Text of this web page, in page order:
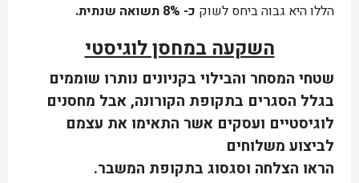
הללו היא גבוה ביחס לשוק כ- 8% תשואה שנתית.
השקעה במחסן לוגיסטי
שטחי המסחר והבילוי בקניונים נותרו שוממים
בגלל הסגרים בתקופת הקורונה, אבל מחסנים
לוגיסטיים ועסקים אשר התאימו את עצמם
לביצוע משלוחים
הראו הצלחה וסגסוג בתקופת המשבר.